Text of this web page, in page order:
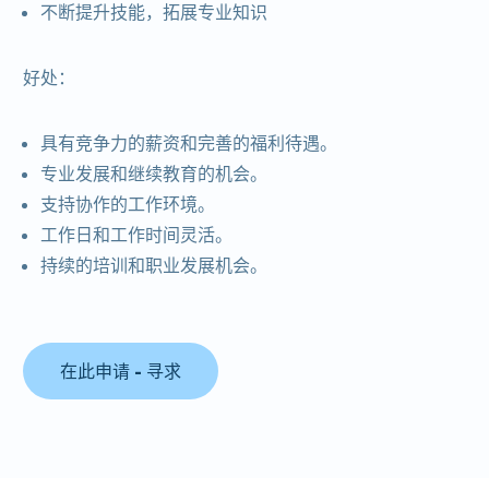
不断提升技能，拓展专业知识
好处：
具有竞争力的薪资和完善的福利待遇。
专业发展和继续教育的机会。
支持协作的工作环境。
工作日和工作时间灵活。
持续的培训和职业发展机会。
在此申请 - 寻求